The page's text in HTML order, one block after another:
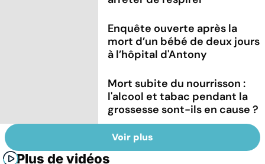
Enquête ouverte après la
mort d’un bébé de deux jours
à l’hôpital d'Antony
Mort subite du nourrisson :
l'alcool et tabac pendant la
grossesse sont-ils en cause ?
Voir plus
Plus de vidéos